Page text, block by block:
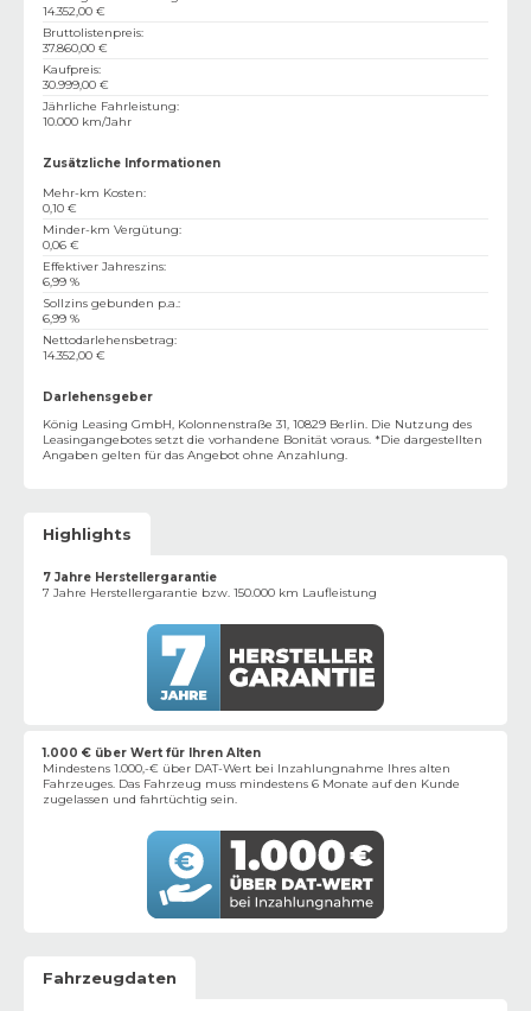
14.352,00 €
Bruttolistenpreis:
37.860,00 €
Kaufpreis:
30.999,00 €
Jährliche Fahrleistung:
10.000 km/Jahr
Zusätzliche Informationen
Mehr-km Kosten:
0,10 €
Minder-km Vergütung:
0,06 €
Effektiver Jahreszins:
6,99 %
Sollzins gebunden p.a.:
6,99 %
Nettodarlehensbetrag:
14.352,00 €
Darlehensgeber
König Leasing GmbH, Kolonnenstraße 31, 10829 Berlin. Die Nutzung des
Leasingangebotes setzt die vorhandene Bonität voraus. *Die dargestellten
Angaben gelten für das Angebot ohne Anzahlung.
Highlights
7 Jahre Herstellergarantie
7 Jahre Herstellergarantie bzw. 150.000 km Laufleistung
1.000 € über Wert für Ihren Alten
Mindestens 1.000,-€ über DAT-Wert bei Inzahlungnahme Ihres alten
Fahrzeuges. Das Fahrzeug muss mindestens 6 Monate auf den Kunde
zugelassen und fahrtüchtig sein.
Fahrzeugdaten